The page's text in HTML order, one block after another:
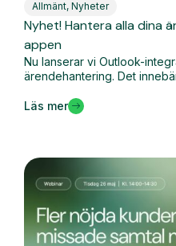
Allmänt, Nyheter
Nyhet! Hantera alla dina
appen
Nu lanserar vi Outlook-
ärendehantering. Det
Läs mer